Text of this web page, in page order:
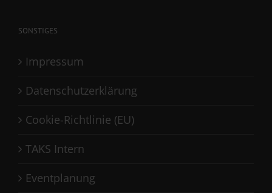
SONSTIGES
Impressum
Datenschutzerklärung
Cookie-Richtlinie (EU)
TAKS Intern
Eventplanung